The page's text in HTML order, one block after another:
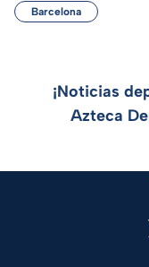
Barcelona
¡Noticias
Azteca